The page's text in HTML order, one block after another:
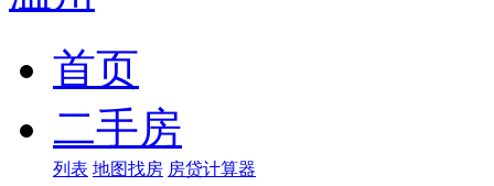
首页
二手房
列表 地图找房 房贷计算器